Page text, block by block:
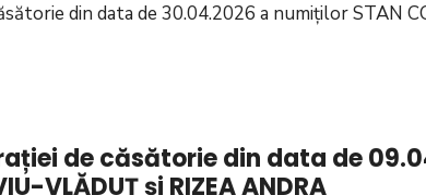
din data de 30.04.2026 a numiților STAN
de căsătorie din data de
VLĂDUȚ și RIZEA ANDRA